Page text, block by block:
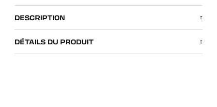
DESCRIPTION
DÉTAILS DU PRODUIT